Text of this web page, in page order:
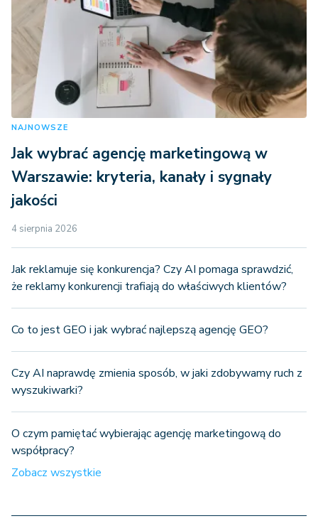
NAJNOWSZE
Jak wybrać agencję marketingową w
Warszawie: kryteria, kanały i sygnały
jakości
4 sierpnia 2026
Jak reklamuje się konkurencja? Czy AI pomaga sprawdzić,
że reklamy konkurencji trafiają do właściwych klientów?
Co to jest GEO i jak wybrać najlepszą agencję GEO?
Czy AI naprawdę zmienia sposób, w jaki zdobywamy ruch z
wyszukiwarki?
O czym pamiętać wybierając agencję marketingową do
współpracy?
Zobacz wszystkie